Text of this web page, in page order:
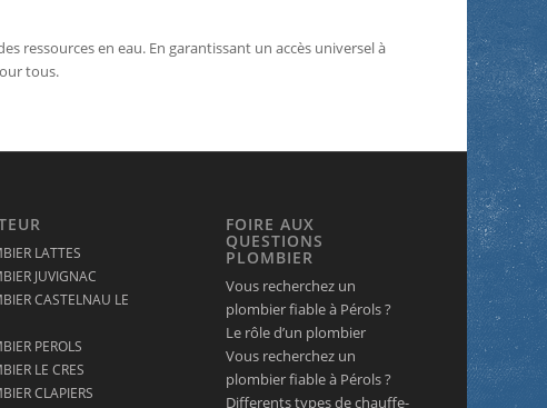
ressources en eau. En garantissant un accès universel à
tous.
LATTES
JUVIGNAC
CASTELNAU LE
PEROLS
LE CRES
CLAPIERS
FOIRE AUX
QUESTIONS
PLOMBIER
Vous recherchez un
plombier fiable à Pérols ?
Le rôle d’un plombier
Vous recherchez un
plombier fiable à Pérols ?
Differents types de chauffe-